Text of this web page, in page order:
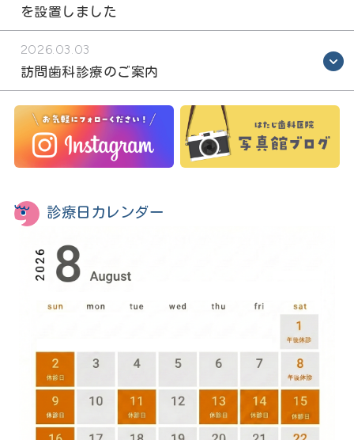
を設置しました
2026.03.03
訪問歯科診療のご案内
診療日カレンダー